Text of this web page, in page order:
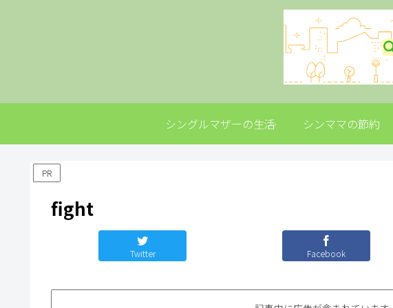
シングルマザーの生活 シンママの節約
PR
fight
Twitter Facebook